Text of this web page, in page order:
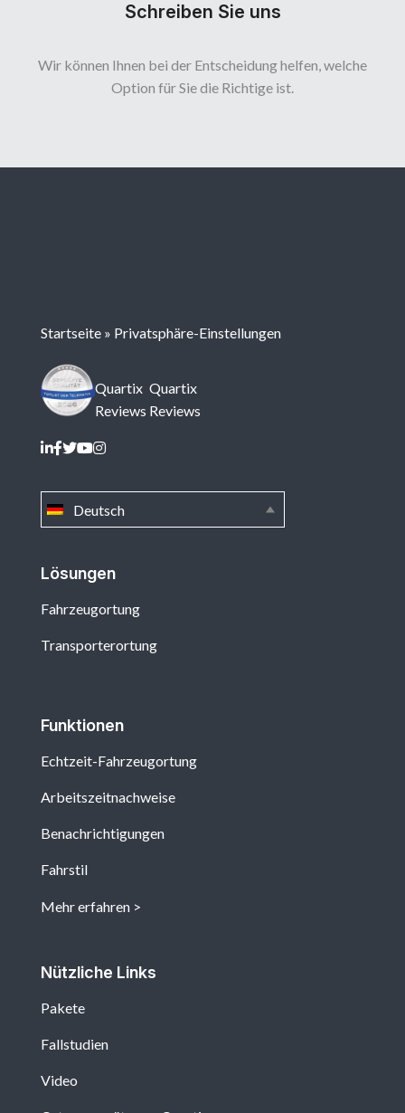
Schreiben Sie uns
Wir können Ihnen bei der Entscheidung helfen, welche
Option für Sie die Richtige ist.
Lösungen
Fahrzeugortung
Transporterortung
Funktionen
Echtzeit-Fahrzeugortung
Arbeitszeitnachweise
Benachrichtigungen
Fahrstil
Mehr erfahren
Nützliche Links
Pakete
Fallstudien
Video
Deutsch
Startseite » Privatsphäre-Einstellungen
Quartix
Reviews
Quartix
Reviews